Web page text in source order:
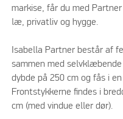
markise, får du med
læ, privatliv og hygge.
Isabella Partner består af
sammen med
dybde på 250 cm og fås i
Frontstykkerne findes i
cm (med vindue eller dør).